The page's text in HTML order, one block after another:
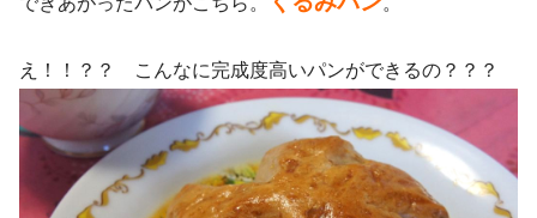
え！！？？ こんなに完成度高いパンができるの？？？